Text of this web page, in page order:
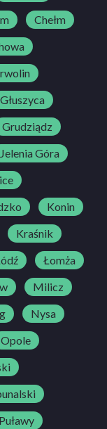
Chełm
Głuszyca
Grudziądz
Jelenia Góra
Konin
Kraśnik
Łomża
Milicz
Nysa
Opole
Puławy